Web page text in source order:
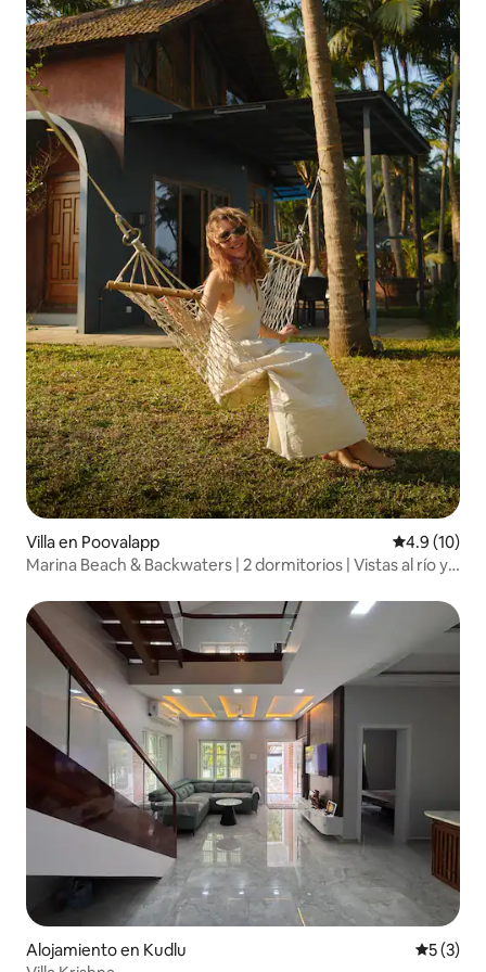
Villa en Poovalapp Calificación
4.9 (10)
Marina Beach & Backwaters | 2 dormitorios | Vistas al río y
Alojamiento en Kudlu
5 (3)